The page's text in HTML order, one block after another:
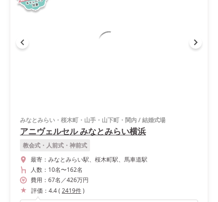
みなとみらい・桜木町・山手・山下町・関内/結婚式場
アニヴェルセル みなとみらい横浜
教会式・人前式・神前式
最寄： みなとみらい駅、桜木町駅、馬車道駅
人数： 10名〜162名
費用： 67名 ／426万円
評価： 4.4( 2419件)